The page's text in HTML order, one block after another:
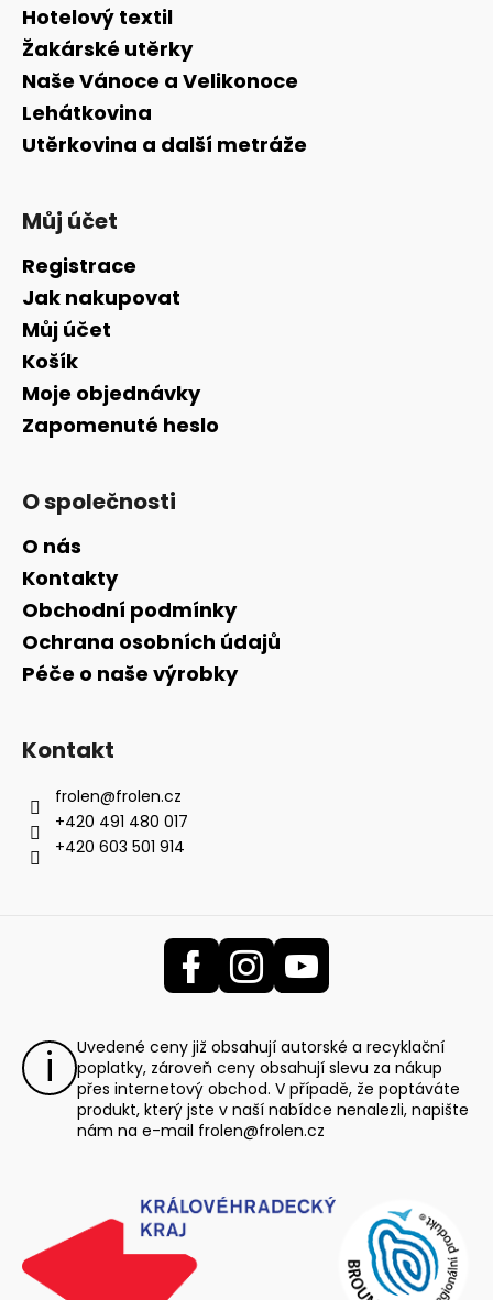
Hotelový textil
Žakárské utěrky
Naše Vánoce a Velikonoce
Lehátkovina
Utěrkovina a další metráže
Můj účet
Registrace
Jak nakupovat
Můj účet
Košík
Moje objednávky
Zapomenuté heslo
O společnosti
O nás
Kontakty
Obchodní podmínky
Ochrana osobních údajů
Péče o naše výrobky
Kontakt
frolen@frolen.cz
+420 491 480 017
+420 603 501 914
Uvedené ceny již obsahují autorské a recyklační
poplatky, zároveň ceny obsahují slevu za nákup
přes internetový obchod. V případě, že poptáváte
produkt, který jste v naší nabídce nenalezli, napište
nám na e-mail frolen@frolen.cz